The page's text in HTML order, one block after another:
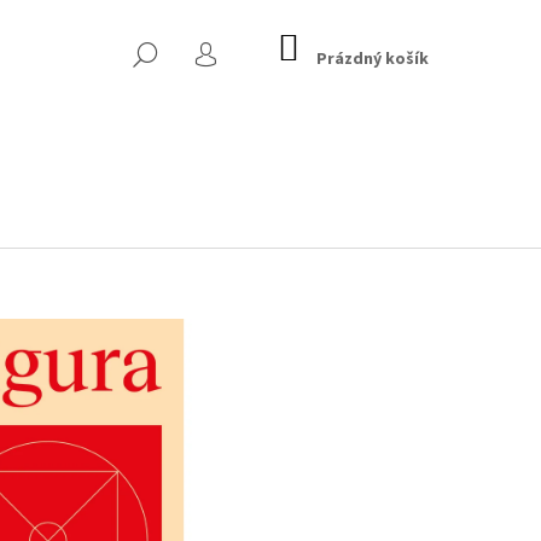
HLEDAT
PŘIHLÁŠENÍ
NÁKUPNÍ
KOŠÍK
Prázdný košík
OF HEADS